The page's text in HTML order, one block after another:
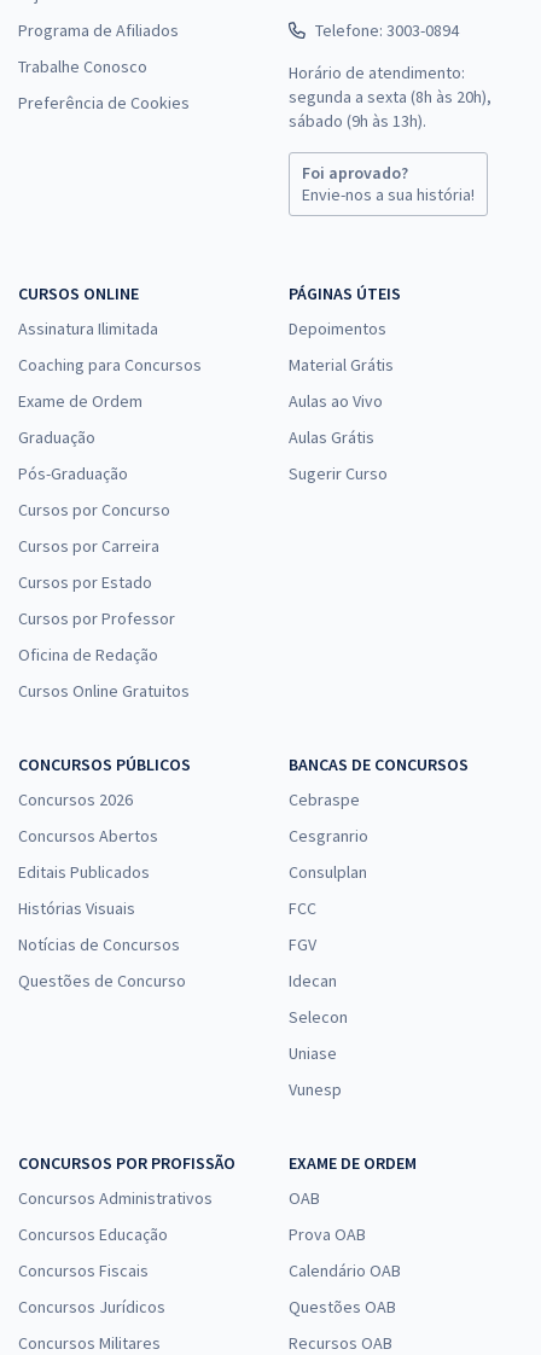
Programa de Afiliados
Trabalhe Conosco
Preferência de Cookies
Telefone: 3003-0894
Horário de atendimento:
segunda a sexta (8h às 20h),
sábado (9h às 13h).
Foi aprovado?
Envie-nos a sua história!
CURSOS ONLINE
Assinatura Ilimitada
Coaching para Concursos
Exame de Ordem
Graduação
Pós-Graduação
Cursos por Concurso
Cursos por Carreira
Cursos por Estado
Cursos por Professor
Oficina de Redação
Cursos Online Gratuitos
PÁGINAS ÚTEIS
Depoimentos
Material Grátis
Aulas ao Vivo
Aulas Grátis
Sugerir Curso
CONCURSOS PÚBLICOS
Concursos 2026
Concursos Abertos
Editais Publicados
Histórias Visuais
Notícias de Concursos
Questões de Concurso
BANCAS DE CONCURSOS
Cebraspe
Cesgranrio
Consulplan
FCC
FGV
Idecan
Selecon
Uniase
Vunesp
CONCURSOS POR PROFISSÃO
Concursos Administrativos
Concursos Educação
Concursos Fiscais
Concursos Jurídicos
Concursos Militares
EXAME DE ORDEM
OAB
Prova OAB
Calendário OAB
Questões OAB
Recursos OAB